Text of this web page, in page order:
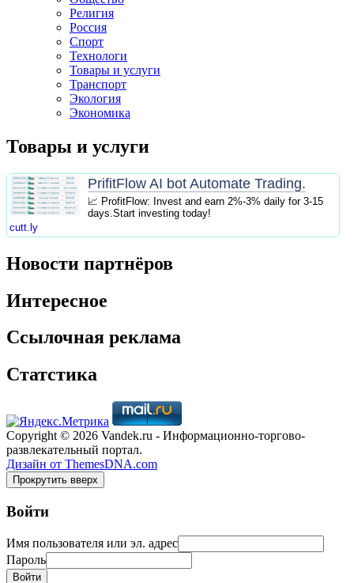
Религия
Россия
Спорт
Технологи
Товары и услуги
Транспорт
Экология
Экономика
Товары и услуги
PrifitFlow AI bot Automate Trading.
📈 ProfitFlow: Invest and earn 2%-3% daily for 3-15
days.Start investing today!
cutt.ly
Новости партнёров
Интересное
Ссылочная реклама
Статстика
Copyright © 2026 Vandek.ru - Информационно-торгово-
развлекательный портал.
Дизайн от ThemesDNA.com
Прокрутить вверх
Войти
Имя пользователя или эл. адрес
Пароль
Войти